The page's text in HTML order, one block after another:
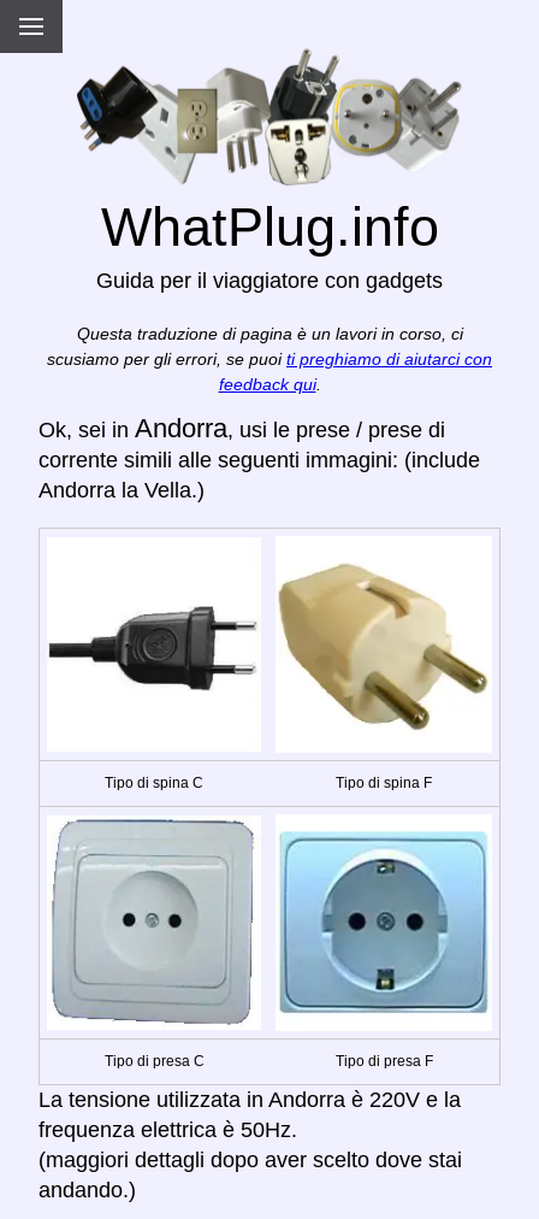
WhatPlug.info
Guida per il viaggiatore con gadgets
Questa traduzione di pagina è un lavori in corso, ci
scusiamo per gli errori, se puoi ti preghiamo di aiutarci con
feedback qui.
Ok, sei in Andorra, usi le prese / prese di
corrente simili alle seguenti immagini: (include
Andorra la Vella.)
Tipo di spina C Tipo di spina F
Tipo di presa C Tipo di presa F
La tensione utilizzata in Andorra è 220V e la
frequenza elettrica è 50Hz.
(maggiori dettagli dopo aver scelto dove stai
andando.)